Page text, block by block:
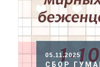
05.11.2025
СБОР